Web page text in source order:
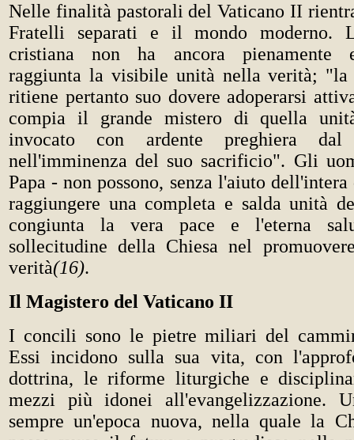
Nelle finalità pastorali del Vaticano II
Fratelli separati e il mondo moderno.
cristiana non ha ancora pienamente
raggiunta la visibile unità nella verità; "la
ritiene pertanto suo dovere adoperarsi
compia il grande mistero di quella
invocato con ardente preghiera dal
nell'imminenza del suo sacrificio". Gli
Papa - non possono, senza l'aiuto
raggiungere una completa e salda unità
congiunta la vera pace e l'eterna
sollecitudine della Chiesa nel
verità(16).
Il Magistero del Vaticano II
I concili sono le pietre miliari del
Essi incidono sulla sua vita, con
dottrina, le riforme liturgiche e
mezzi più idonei all'evangelizzazione.
sempre un'epoca nuova, nella quale la